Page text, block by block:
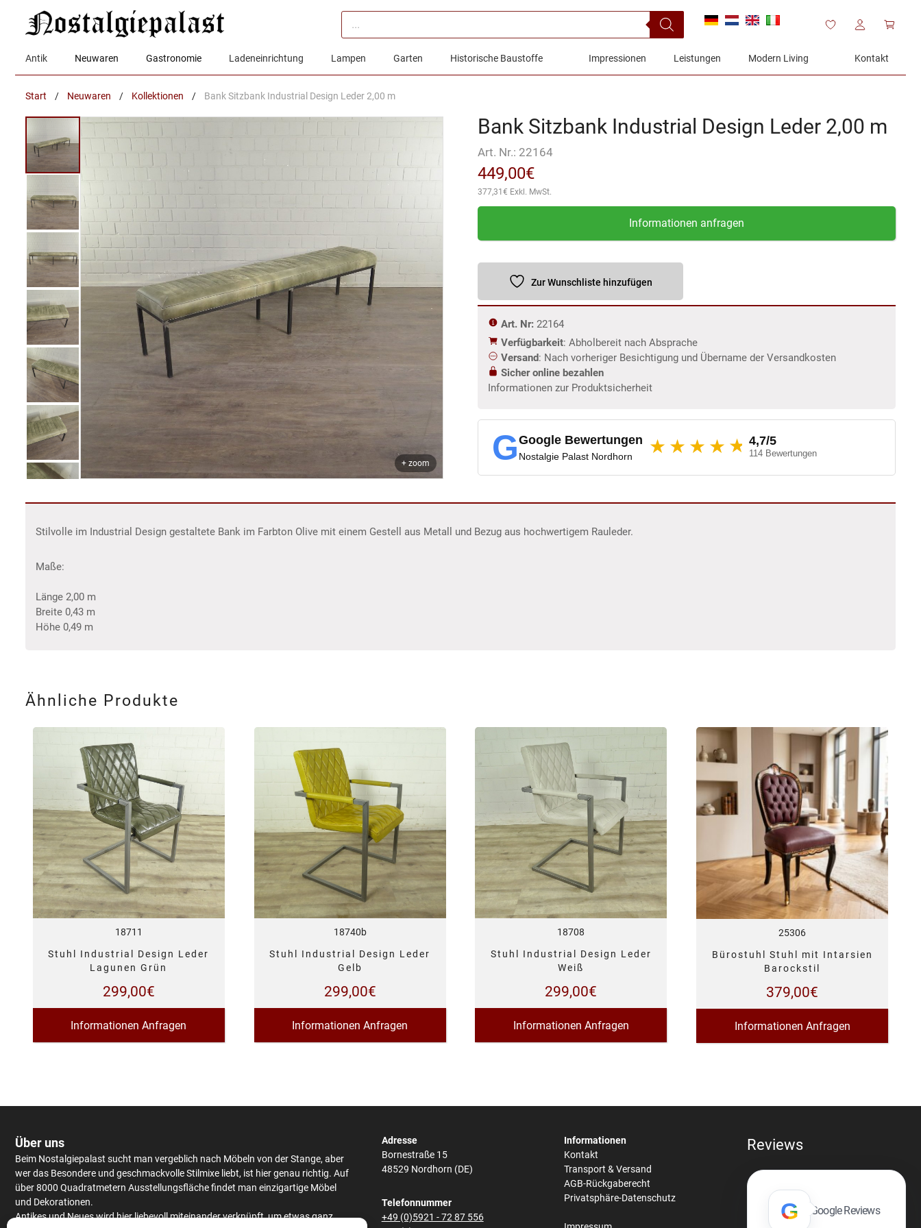
Products
search
Antik Neuwaren Gastronomie Ladeneinrichtung Lampen Garten Historische Baustoffe Impressionen Leistungen Modern Living Kontakt
Start / Neuwaren / Kollektionen / Bank Sitzbank Industrial Design Leder 2,00 m
+ zoom
Bank Sitzbank Industrial Design Leder 2,00 m
Art. Nr.: 22164
449,00€
377,31€ Exkl. MwSt.
Informationen anfragen
Zur Wunschliste hinzufügen
Art. Nr:22164
Verfügbarkeit: Abholbereit nach Absprache
Versand: Nach vorheriger Besichtigung und Übername der Versandkosten
Sicher online bezahlen
Informationen zur Produktsicherheit
GGoogle Bewertungen
Nostalgie Palast Nordhorn ★★★★ ★ 4,7/5
114 Bewertungen
Stilvolle im Industrial Design gestaltete Bank im Farbton Olive mit einem Gestell aus Metall und Bezug aus hochwertigem Rauleder.
Maße:
Länge 2,00 m
Breite 0,43 m
Höhe 0,49 m
Ähnliche Produkte
18711
Stuhl Industrial Design Leder
Lagunen Grün
299,00€
Informationen Anfragen
18740b
Stuhl Industrial Design Leder
Gelb
299,00€
Informationen Anfragen
18708
Stuhl Industrial Design Leder
Weiß
299,00€
Informationen Anfragen
25306
Bürostuhl Stuhl mit Intarsien
Barockstil
379,00€
Informationen Anfragen
Über uns
Beim Nostalgiepalast sucht man vergeblich nach Möbeln von der Stange, aber
wer das Besondere und geschmackvolle Stilmixe liebt, ist hier genau richtig. Auf
über 8000 Quadratmetern Ausstellungsfläche findet man einzigartige Möbel
und Dekorationen.
Antikesund Neues wird hier liebevoll miteinander verknüpft, um etwas ganz
Adresse
Bornestraße 15
48529 Nordhorn (DE)
Telefonnummer
+49 (0)5921 - 72 87 556
Informationen
Kontakt
Transport & Versand
AGB-Rückgaberecht
Privatsphäre-Datenschutz
Reviews
G Google Reviews